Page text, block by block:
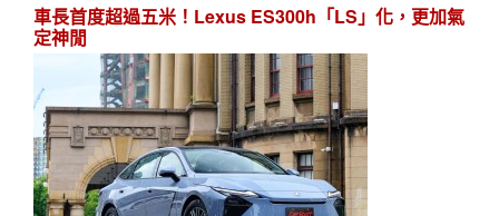
車長首度超過五米！Lexus ES300h「LS」化，更加氣
定神閒